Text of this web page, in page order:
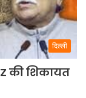
दिल्ली
की शिकायत